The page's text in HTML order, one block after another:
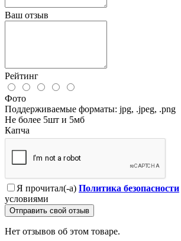
Ваш отзыв
Рейтинг
Фото
Поддерживаемые форматы: jpg, .jpeg, .png
Не более 5шт и 5мб
Капча
Я прочитал(-а) Политика безопасности
условиями
Отправить свой отзыв
Нет отзывов об этом товаре.